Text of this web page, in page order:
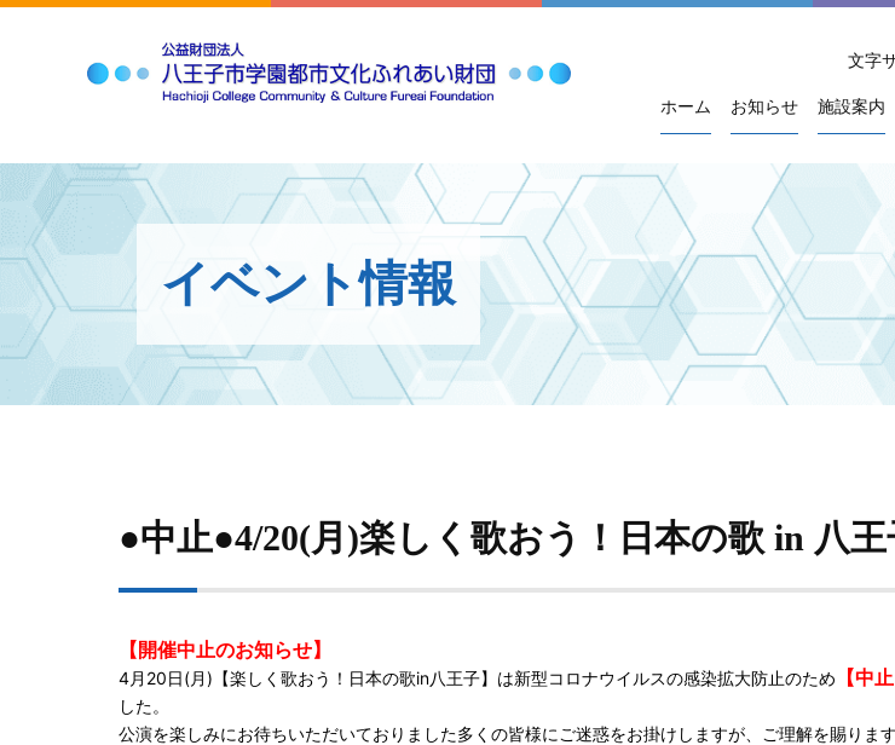
文字
ホーム お知らせ 施設案内
イベント情報
●中止●4/20(月)楽しく歌おう！日本の歌 in 八王
【開催中止のお知らせ】
4月20日(月)【楽しく歌おう！日本の歌in八王子】は新型コロナウイルスの感染拡大防止のため 【中止
した。
公演を楽しみにお待ちいただいておりました多くの皆様にご迷惑をお掛けしますが、ご理解を賜りま